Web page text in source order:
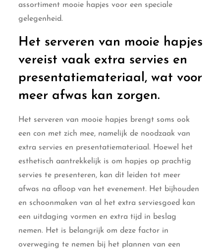
assortiment mooie hapjes voor een speciale
gelegenheid.
Het serveren van mooie hapjes
vereist vaak extra servies en
presentatiemateriaal, wat voor
meer afwas kan zorgen.
Het serveren van mooie hapjes brengt soms ook
een con met zich mee, namelijk de noodzaak van
extra servies en presentatiemateriaal. Hoewel het
esthetisch aantrekkelijk is om hapjes op prachtig
servies te presenteren, kan dit leiden tot meer
afwas na afloop van het evenement. Het bijhouden
en schoonmaken van al het extra serviesgoed kan
een uitdaging vormen en extra tijd in beslag
nemen. Het is belangrijk om deze factor in
overweging te nemen bij het plannen van een